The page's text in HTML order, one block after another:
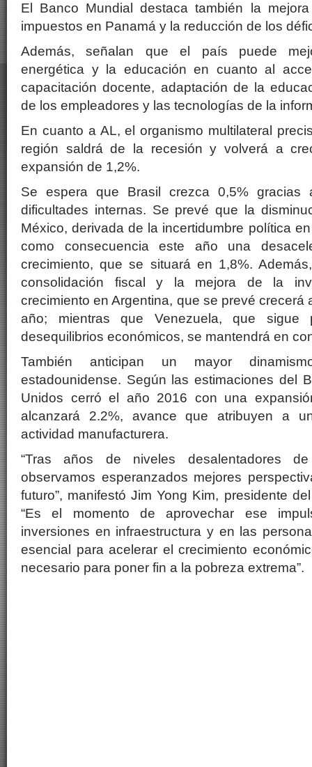
El Banco Mundial destaca también la
impuestos en Panamá y la reducción de los
Además, señalan que el país puede
energética y la educación en cuanto al
capacitación docente, adaptación de la
de los empleadores y las tecnologías de la
En cuanto a AL, el organismo multilateral
región saldrá de la recesión y volverá a
expansión de 1,2%.
Se espera que Brasil crezca 0,5%
dificultades internas. Se prevé que la
México, derivada de la incertidumbre política
como consecuencia este año una
crecimiento, que se situará en 1,8%.
consolidación fiscal y la mejora de la
crecimiento en Argentina, que se prevé crecerá
año; mientras que Venezuela, que sigue
desequilibrios económicos, se mantendrá en
También anticipan un mayor
estadounidense. Según las estimaciones del
Unidos cerró el año 2016 con una
alcanzará 2.2%, avance que atribuyen a
actividad manufacturera.
“Tras años de niveles desalentadores de
observamos esperanzados mejores
futuro”, manifestó Jim Yong Kim, presidente
“Es el momento de aprovechar ese
inversiones en infraestructura y en las
esencial para acelerar el crecimiento
necesario para poner fin a la pobreza extrema”.